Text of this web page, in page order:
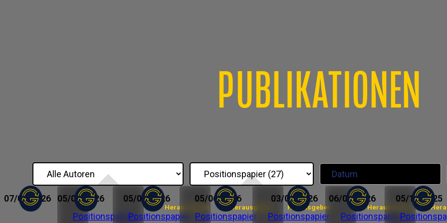
PUBLIKATIONEN
07/05/2026
Positionspapier
Herausgeber:
05/06/2026
Positionspapier
Herausgeber:
05/06/2026
Positionspapier
Herausgeber:
05/06/2026
Positionspapier
Herausgeber:
03/04/2026
Positionspapier
06/02/2026
05/12/2025